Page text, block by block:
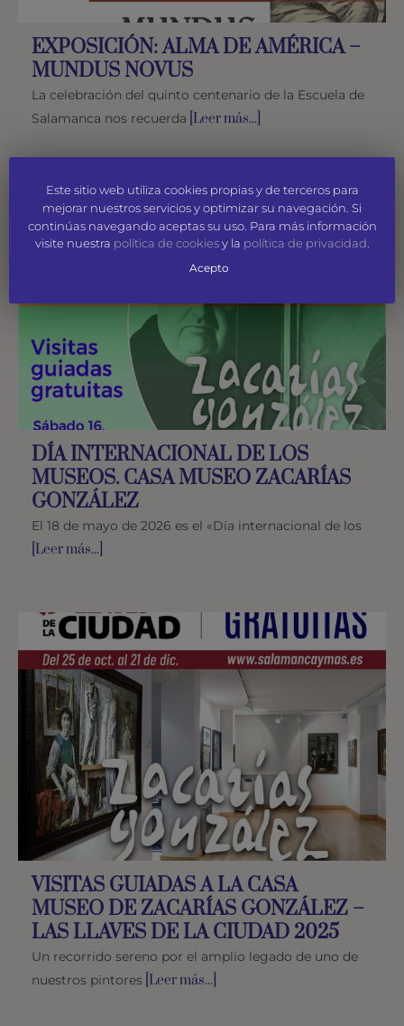
EXPOSICIÓN: ALMA DE AMÉRICA –
MUNDUS NOVUS
La celebración del quinto centenario de la Escuela de
Salamanca nos recuerda [Leer más...]
DÍA INTERNACIONAL DE LOS
MUSEOS. CASA MUSEO ZACARÍAS
GONZÁLEZ
El 18 de mayo de 2026 es el «Día internacional de los
[Leer más...]
VISITAS GUIADAS A LA CASA
MUSEO DE ZACARÍAS GONZÁLEZ –
LAS LLAVES DE LA CIUDAD 2025
Un recorrido sereno por el amplio legado de uno de
nuestros pintores [Leer más...]
Este sitio web utiliza cookies propias y de terceros para
mejorar nuestros servicios y optimizar su navegación. Si
continúas navegando aceptas su uso. Para más información
visite nuestra política de cookiesy la política de privacidad
Acepto